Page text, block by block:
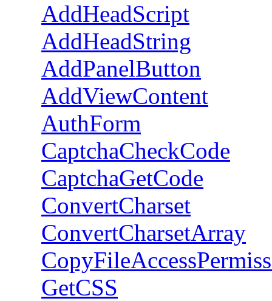
AddHeadScript
AddHeadString
AddPanelButton
AddViewContent
AuthForm
CaptchaCheckCode
CaptchaGetCode
ConvertCharset
ConvertCharsetArray
GetCSS